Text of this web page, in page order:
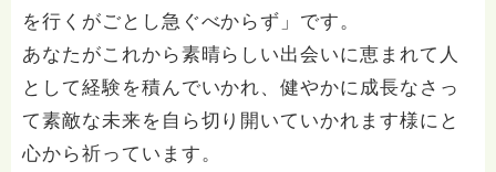
を行くがごとし急ぐべからず」です。
あなたがこれから素晴らしい出会いに恵まれて人
として経験を積んでいかれ、健やかに成長なさっ
て素敵な未来を自ら切り開いていかれます様にと
心から祈っています。